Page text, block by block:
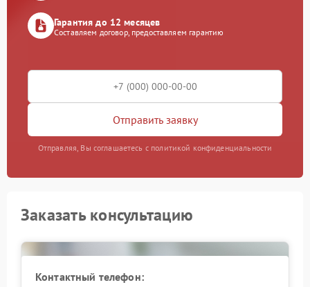
Гарантия до 12 месяцев
Составляем договор, предоставляем гарантию
Отправить заявку
Отправляя, Вы соглашаетесь с политикой конфиденциальности
Заказать консультацию
Контактный телефон: